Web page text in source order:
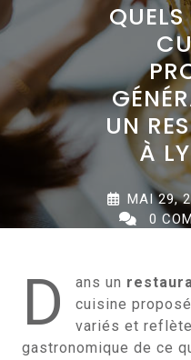
QUELS
UN
À
MAI 29,
0
D ans un
cuisine
variés et
gastronomique de ce